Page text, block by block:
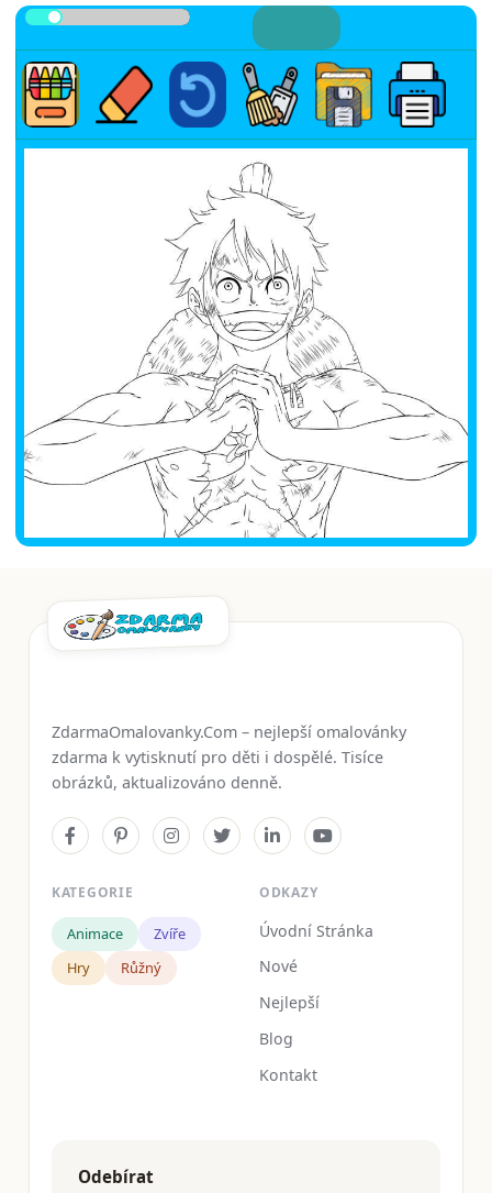
ZdarmaOmalovanky.Com – nejlepší omalovánky
zdarma k vytisknutí pro děti i dospělé. Tisíce
obrázků, aktualizováno denně.
KATEGORIE
Animace
Zvíře
Hry
Růžný
ODKAZY
Úvodní Stránka
Nové
Nejlepší
Blog
Kontakt
Odebírat